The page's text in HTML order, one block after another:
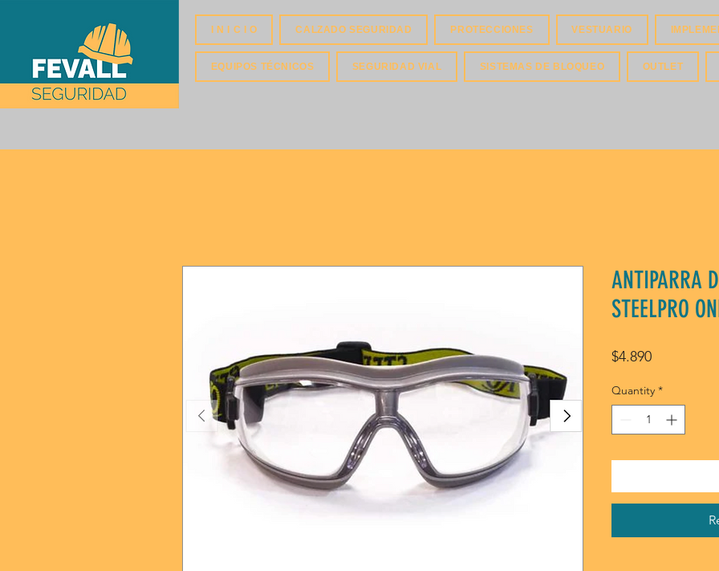
I N I C I O CALZADO SEGURIDAD PROTECCIONES VESTUARIO
EQUIPOS TÉCNICOS SEGURIDAD VIAL SISTEMAS DE BLOQUEO OUTLET
ANTIPARRA
STEELPRO
$4.890Price
Quantity *